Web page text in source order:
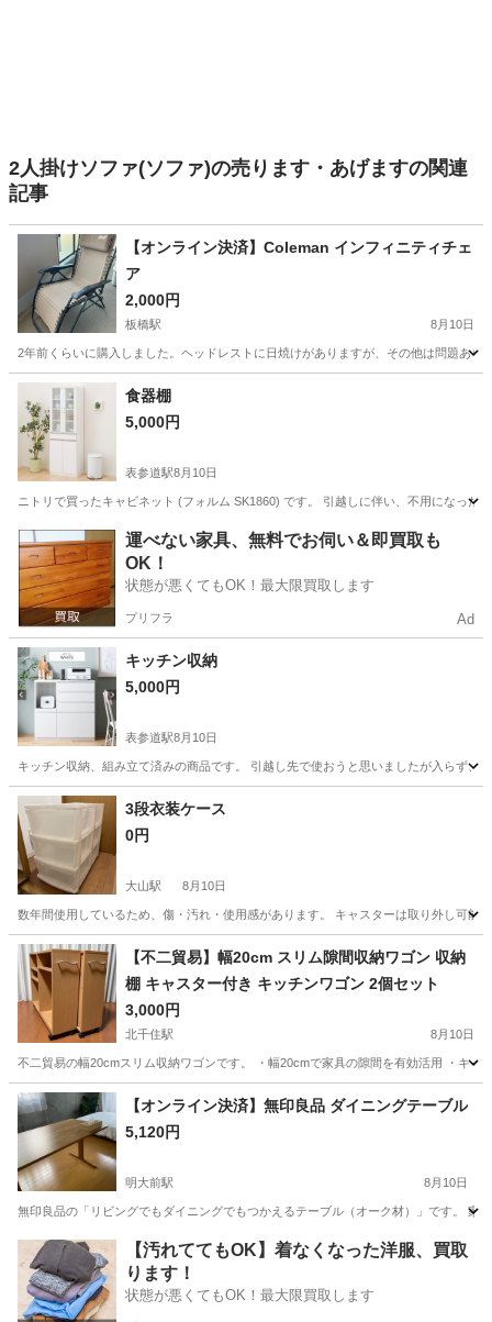
2人掛けソファ(ソファ)の売ります・あげますの関連
記事
【オンライン決済】Coleman インフィニティチェ
ア
2,000円
板橋駅 8月10日
2年前くらいに購入しました。ヘッドレストに日焼けがありますが、その他は問題あ
東京 豊島区 板橋駅
食器棚
5,000円
表参道駅8月10日
ニトリで買ったキャビネット (フォルム SK1860) です。 引越しに伴い、不用になっ
東京 港区 表参道駅 収納家具
運べない家具、無料でお伺い＆即買取も
OK！
状態が悪くてもOK！最大限買取します
プリフラ Ad
キッチン収納
5,000円
表参道駅8月10日
キッチン収納、組み立て済みの商品です。 引越し先で使おうと思いましたが入らず
東京 港区 表参道駅
3段衣装ケース
0円
大山駅 8月10日
数年間使用しているため、傷・汚れ・使用感があります。 キャスターは取り外し可
東京 板橋区 大山駅 収納家具
【不二貿易】幅20cm スリム隙間収納ワゴン 収納
棚 キャスター付き キッチンワゴン 2個セット
3,000円
北千住駅 8月10日
不二貿易の幅20cmスリム収納ワゴンです。 ・幅20cmで家具の隙間を有効活用 ・キ
東京 足立区 北千住駅 収納家具 ワゴン
【オンライン決済】無印良品 ダイニングテーブル
5,120円
明大前駅 8月10日
無印良品の「リビングでもダイニングでもつかえるテーブル（オーク材）」です。
東京 世田谷区 明大前駅 テーブル
【汚れててもOK】着なくなった洋服、買取
ります！
状態が悪くてもOK！最大限買取します